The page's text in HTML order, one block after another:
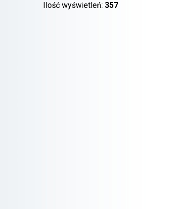
Ilość wyświetleń: 357